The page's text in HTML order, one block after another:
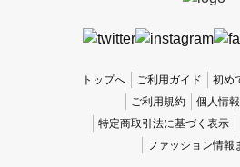
トップへ ご利用ガイド 初め
ご利用規約
個人情
特定商取引法に基づく表示
ファッション情報